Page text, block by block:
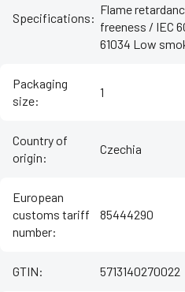
Specifications:
Flame
freeness / IEC
61034 Low
Packaging
size:
1
Country of
origin:
Czechia
European
customs tariff
number:
85444290
GTIN: 5713140270022